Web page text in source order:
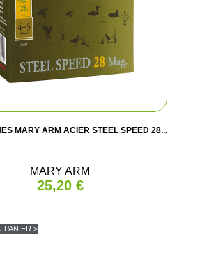
MARY ARM ACIER STEEL SPEED 28...
MARY ARM
25,20 €
PANIER >